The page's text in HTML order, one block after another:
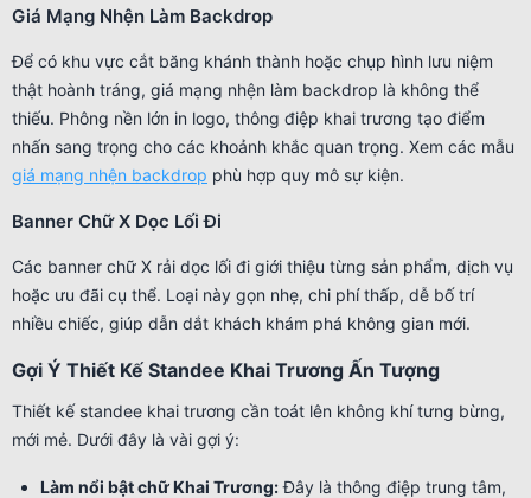
Giá Mạng Nhện Làm Backdrop
Để có khu vực cắt băng khánh thành hoặc chụp hình lưu niệm
thật hoành tráng, giá mạng nhện làm backdrop là không thể
thiếu. Phông nền lớn in logo, thông điệp khai trương tạo điểm
nhấn sang trọng cho các khoảnh khắc quan trọng. Xem các mẫu
giá mạng nhện backdrop phù hợp quy mô sự kiện.
Banner Chữ X Dọc Lối Đi
Các banner chữ X rải dọc lối đi giới thiệu từng sản phẩm, dịch vụ
hoặc ưu đãi cụ thể. Loại này gọn nhẹ, chi phí thấp, dễ bố trí
nhiều chiếc, giúp dẫn dắt khách khám phá không gian mới.
Gợi Ý Thiết Kế Standee Khai Trương Ấn Tượng
Thiết kế standee khai trương cần toát lên không khí tưng bừng,
mới mẻ. Dưới đây là vài gợi ý:
Làm nổi bật chữ Khai Trương:Đây là thông điệp trung tâm,